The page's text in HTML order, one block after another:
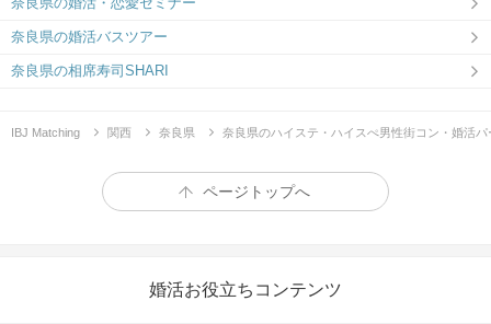
奈良県の婚活バスツアー
奈良県の相席寿司SHARI
IBJ Matching 関西 奈良県 奈良県のハイステ・ハイスぺ男性街コン・婚活パ
ページトップへ
婚活お役立ちコンテンツ